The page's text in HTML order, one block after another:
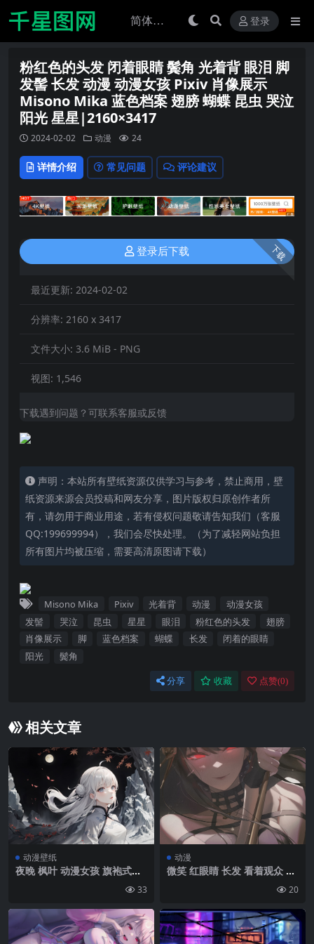
登录
粉红色的头发 闭着眼睛 鬓角 光着背 眼泪 脚
发髻 长发 动漫 动漫女孩 Pixiv 肖像展示
Misono Mika 蓝色档案 翅膀 蝴蝶 昆虫 哭泣
阳光 星星|2160×3417
2024-02-02 动漫 24
详情介绍 常见问题 评论建议
下载
登录后下载
最近更新: 2024-02-02
分辨率: 2160 x 3417
文件大小: 3.6 MiB - PNG
视图: 1,546
下载遇到问题？可联系客服或反馈
声明：本站所有壁纸资源仅供学习与参考，禁止商用，壁
纸资源来源会员投稿和网友分享，图片版权归原创作者所
有，请勿用于商业用途，若有侵权问题敬请告知我们（客服
QQ:199699994），我们会尽快处理。（为了减轻网站负担
所有图片均被压缩，需要高清原图请下载）
Misono Mika Pixiv 光着背 动漫
动漫女孩
发髻
哭泣 昆虫 星星 眼泪 粉红色的头发
翅膀
肖像展示
脚 蓝色档案 蝴蝶 长发
闭着的眼睛
阳光
鬓角
分享 收藏 点赞(0)
相关文章
动漫壁纸
夜晚 枫叶 动漫女孩 旗袍式连
33
动漫
微笑 红眼睛 长发 看着观众 动
肖像展示 武器 发光的眼睛 黑
主义|2248×3997
20